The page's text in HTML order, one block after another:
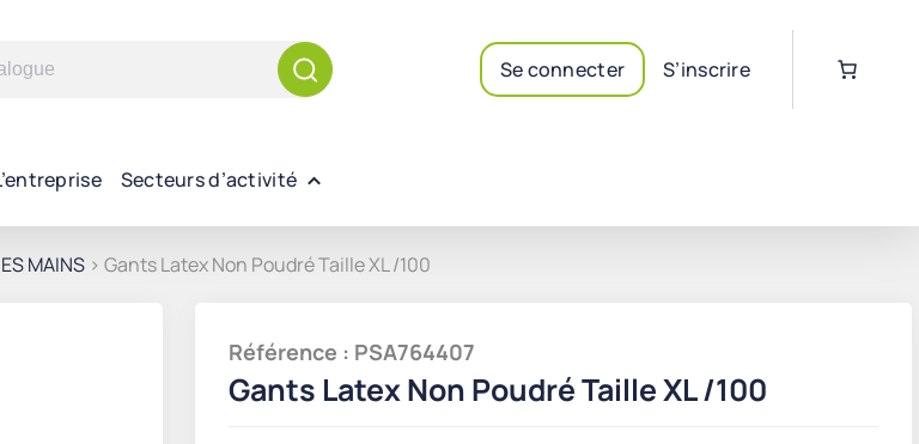
Se connecter S’inscrire
Secteurs d’activité
MAINS > Gants Latex Non Poudré Taille XL /100
Référence : PSA764407
Gants Latex Non Poudré Taille XL /100